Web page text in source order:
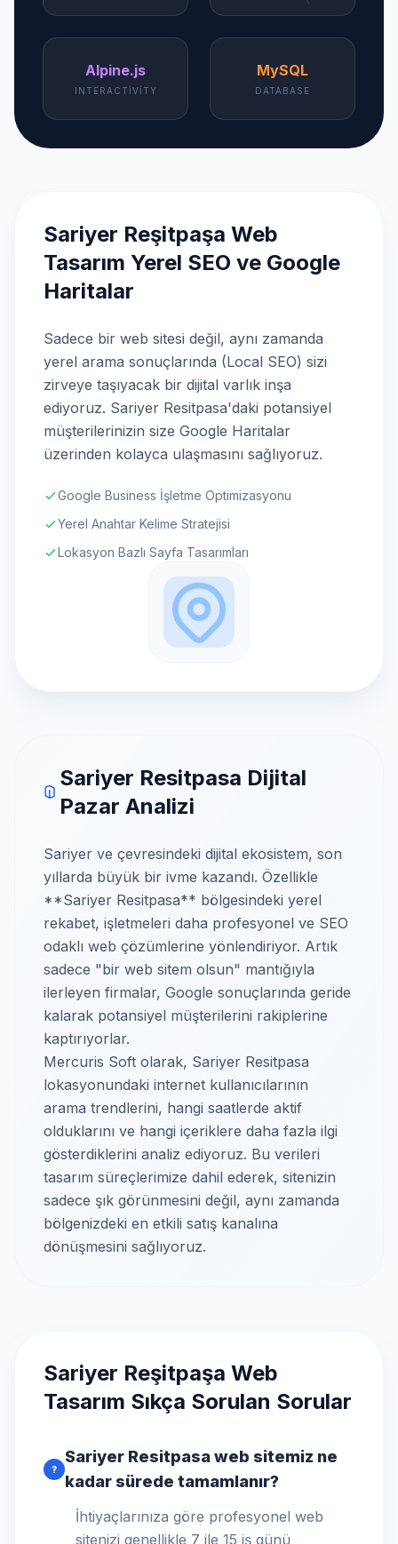
Alpine.js
INTERACTIVITY
MySQL
DATABASE
Sariyer Reşitpaşa Web
Tasarım Yerel SEO ve Google
Haritalar
Sadece bir web sitesi değil, aynı zamanda
yerel arama sonuçlarında (Local SEO) sizi
zirveye taşıyacak bir dijital varlık inşa
ediyoruz. Sariyer Resitpasa'daki potansiyel
müşterilerinizin size Google Haritalar
üzerinden kolayca ulaşmasını sağlıyoruz.
Google Business İşletme Optimizasyonu
Yerel Anahtar Kelime Stratejisi
Lokasyon Bazlı Sayfa Tasarımları
Sariyer Resitpasa Dijital
Pazar Analizi
Sariyer ve çevresindeki dijital ekosistem, son
yıllarda büyük bir ivme kazandı. Özellikle
**Sariyer Resitpasa** bölgesindeki yerel
rekabet, işletmeleri daha profesyonel ve SEO
odaklı web çözümlerine yönlendiriyor. Artık
sadece "bir web sitem olsun" mantığıyla
ilerleyen firmalar, Google sonuçlarında geride
kalarak potansiyel müşterilerini rakiplerine
kaptırıyorlar.
Mercuris Soft olarak, Sariyer Resitpasa
lokasyonundaki internet kullanıcılarının
arama trendlerini, hangi saatlerde aktif
olduklarını ve hangi içeriklere daha fazla ilgi
gösterdiklerini analiz ediyoruz. Bu verileri
tasarım süreçlerimize dahil ederek, sitenizin
sadece şık görünmesini değil, aynı zamanda
bölgenizdeki en etkili satış kanalına
dönüşmesini sağlıyoruz.
Sariyer Reşitpaşa Web
Tasarım Sıkça Sorulan Sorular
?
Sariyer Resitpasa web sitemiz ne
kadar sürede tamamlanır?
İhtiyaçlarınıza göre profesyonel web
sitenizi genellikle 7 ile 15 iş günü